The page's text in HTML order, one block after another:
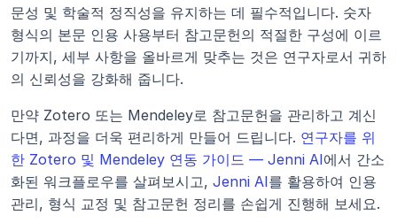
문성 및 학술적 정직성을 유지하는 데 필수적입니다. 숫자
형식의 본문 인용 사용부터 참고문헌의 적절한 구성에 이르
기까지, 세부 사항을 올바르게 맞추는 것은 연구자로서 귀하
의 신뢰성을 강화해 줍니다.
만약 Zotero 또는 Mendeley로 참고문헌을 관리하고 계신
다면, 과정을 더욱 편리하게 만들어 드립니다. 연구자를 위
한 Zotero 및 Mendeley 연동 가이드 — Jenni AI에서 간소
화된 워크플로우를 살펴보시고, Jenni AI를 활용하여 인용
관리, 형식 교정 및 참고문헌 정리를 손쉽게 진행해 보세요.